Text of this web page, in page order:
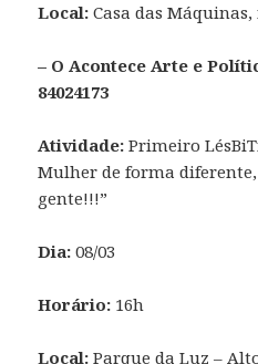
Local: Casa das Máquinas,
– O Acontece Arte e
84024173
Atividade: Primeiro
Mulher de forma
gente!!!”
Dia: 08/03
Horário: 16h
Local: Parque da Luz –